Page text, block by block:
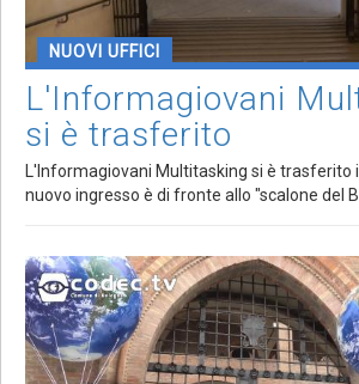
NUOVI UFFICI
L'Informagiovani
si è trasferito
L'Informagiovani Multitasking si è trasferito
nuovo ingresso è di fronte allo "scalone del